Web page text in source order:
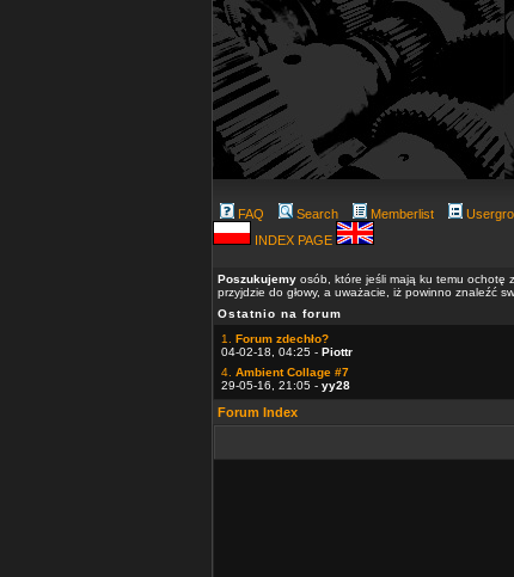
FAQ Search Memberlist
INDEX PAGE
Poszukujemy osób, które jeśli mają ku temu ochotę
przyjdzie do głowy, a uważacie, iż powinno znaleźć
Ostatnio na forum
1. Forum zdechło?
04-02-18, 04:25 - Piottr
4. Ambient Collage #7
29-05-16, 21:05 - yy28
Forum Index